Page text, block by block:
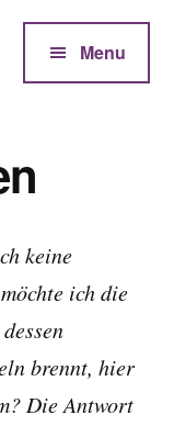
Menu
keine
ich die
brennt, hier
Die Antwort